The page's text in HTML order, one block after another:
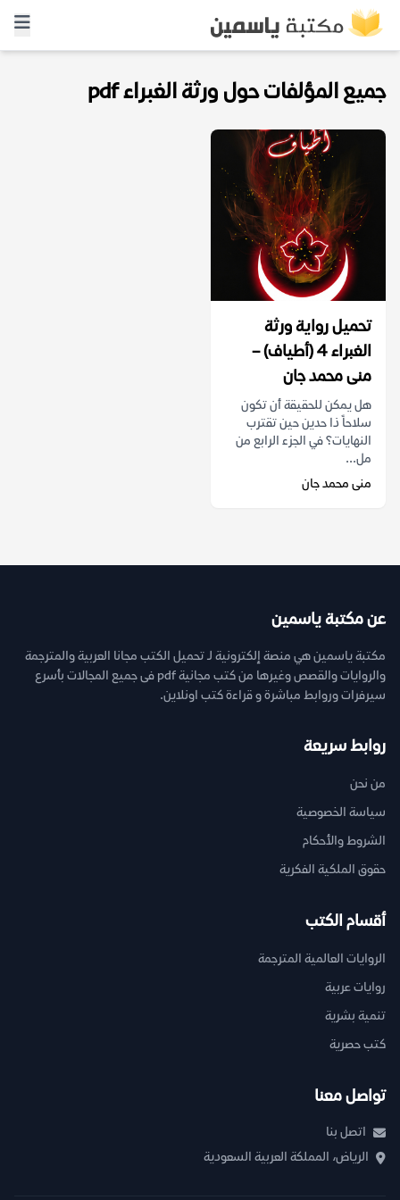
جميع المؤلفات حول ورثة الغبراء pdf
تحميل رواية ورثة
الغبراء 4 (أطياف) –
منى محمد جان
هل يمكن للحقيقة أن تكون
سلاحاً ذا حدين حين تقترب
النهايات؟ في الجزء الرابع من
مل...
منى محمد جان
عن مكتبة ياسمين
مكتبة ياسمين هي منصة إلكترونية لـ تحميل الكتب مجانا العربية والمترجمة
والروايات والقصص وغيرها من كتب مجانية pdf فى جميع المجالات بأسرع
سيرفرات وروابط مباشرة و قراءة كتب اونلاين.
روابط سريعة
من نحن
سياسة الخصوصية
الشروط والأحكام
حقوق الملكية الفكرية
أقسام الكتب
الروايات العالمية المترجمة
روايات عربية
تنمية بشرية
كتب حصرية
تواصل معنا
اتصل بنا
الرياض، المملكة العربية السعودية